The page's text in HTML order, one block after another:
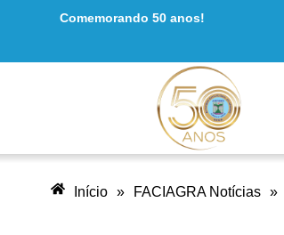
Comemorando 50 anos!
Início » FACIAGRA Notícias »